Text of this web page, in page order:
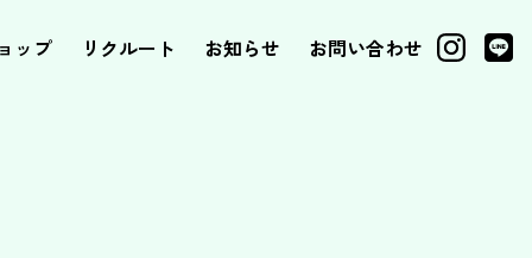
ップ リクルート お知らせ お問い合わせ